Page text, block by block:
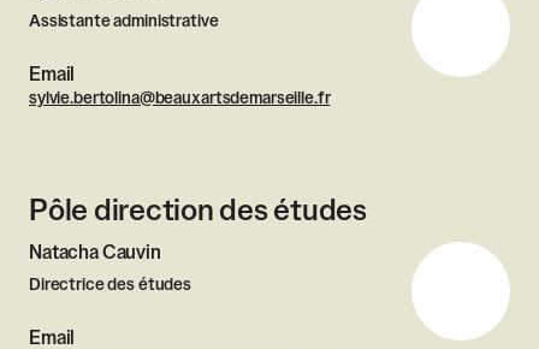
Assistante administrative
Email
sylvie.bertolina@beauxartsdemarseille.fr
Pôle direction des études
Natacha Cauvin
Directrice des études
Email